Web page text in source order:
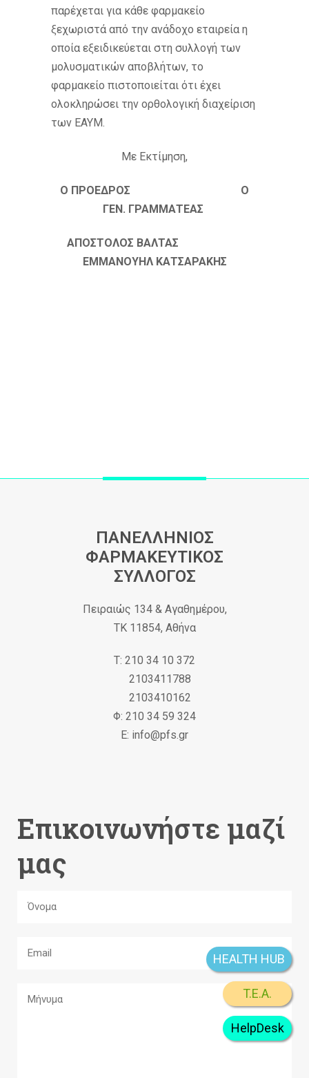
παρέχεται για κάθε φαρμακείο
ξεχωριστά από την ανάδοχο εταιρεία η
οποία εξειδικεύεται στη συλλογή των
μολυσματικών αποβλήτων, το
φαρμακείο πιστοποιείται ότι έχει
ολοκληρώσει την ορθολογική διαχείριση
των ΕΑΥΜ.
Με Εκτίμηση,
Ο ΠΡΟΕΔΡΟΣ Ο
ΓΕΝ. ΓΡΑΜΜΑΤΕΑΣ
ΑΠΟΣΤΟΛΟΣ ΒΑΛΤΑΣ
ΕΜΜΑΝΟΥΗΛ ΚΑΤΣΑΡΑΚΗΣ
ΠΑΝΕΛΛΗΝΙΟΣ
ΦΑΡΜΑΚΕΥΤΙΚΟΣ
ΣΥΛΛΟΓΟΣ
Πειραιώς 134 & Αγαθημέρου,
ΤΚ 11854, Αθήνα
Τ: 210 34 10 372
2103411788
2103410162
Φ: 210 34 59 324
Ε: info@pfs.gr
Επικοινωνήστε μαζί
μας
HelpDesk
T.E.A.
HEALTH HUB